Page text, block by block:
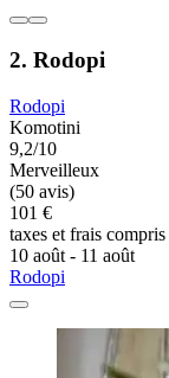
2. Rodopi
Rodopi
Komotini
9,2/10
Merveilleux
(50 avis)
101 €
taxes et frais compris
10 août - 11 août
Rodopi